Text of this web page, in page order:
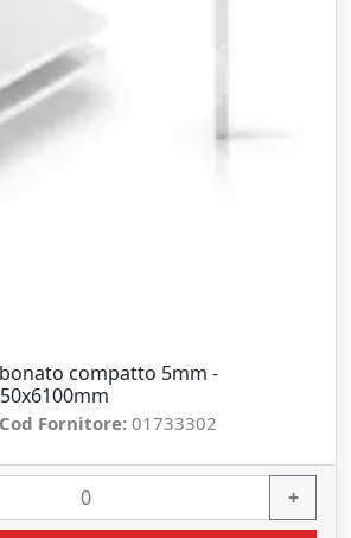
compatto 5mm -
Cod Fornitore: 01733302
+